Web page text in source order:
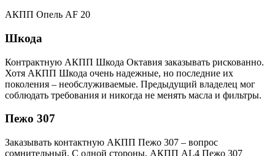
АКПП Опель AF 20
Шкода
Контрактную АКПП Шкода Октавия заказывать рискованно.
Хотя АКПП Шкода очень надежные, но последние их
поколения – необслуживаемые. Предыдущий владелец мог
соблюдать требования и никогда не менять масла и фильтры.
Пежо 307
Заказывать контактную АКПП Пежо 307 – вопрос
сомнительный. С одной стороны, АКПП AL4 Пежо 307